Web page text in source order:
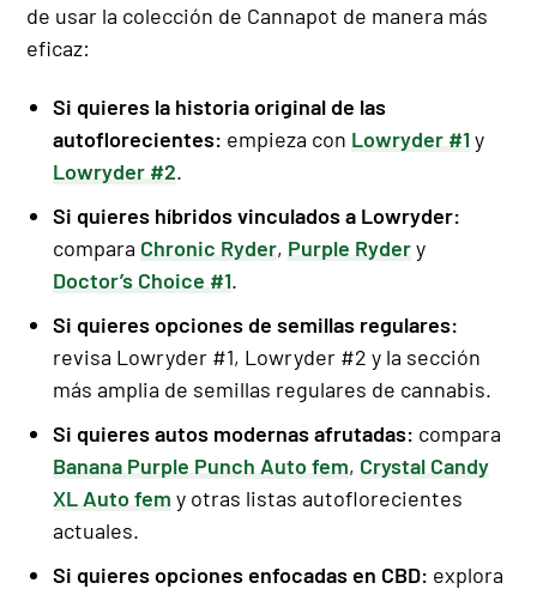
de usar la colección de Cannapot de manera más
eficaz:
Si quieres la historia original de las
autoflorecientes: empieza con Lowryder #1 y
Lowryder #2.
Si quieres híbridos vinculados a Lowryder:
compara Chronic Ryder, Purple Rydery
Doctor’s Choice #1.
Si quieres opciones de semillas regulares:
revisa Lowryder #1, Lowryder #2 y la sección
más amplia de semillas regulares de cannabis.
Si quieres autos modernas afrutadas: compara
Banana Purple Punch Auto fem, Crystal Candy
XL Auto fem y otras listas autoflorecientes
actuales.
Si quieres opciones enfocadas en CBD: explora